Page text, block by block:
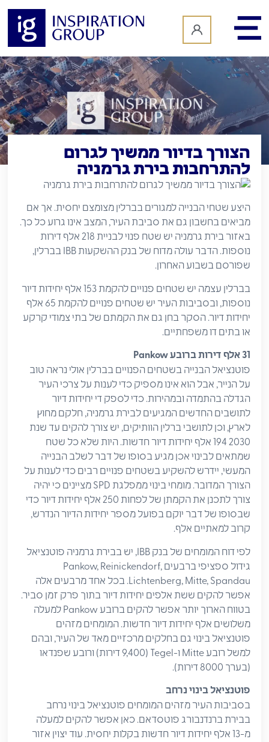
הצורך בדיור ממשיך לגרום
להתרחבות בירת גרמניה
היצע שטחי הבנייה למגורים בברלין מצומצם יחסית. אך אם
מביאים בחשבון גם את סביבת העיר, המצב אינו גרוע כל כך.
באזור בירת גרמניה יש שטח פנוי לבניית 218 אלף דירות
נוספות. הדבר עולה מדוח של בנק ההשקעות IBB בברלין,
שפורסם בשבוע האחרון.
בברלין עצמה יש שטחים פנויים להקמת 153 אלף יחידות דיור
נוספות, ובסביבות העיר יש שטחים פנויים להקמת 65 אלף
יחידות דיור. הסקר בחן גם את הקמתם של בתי צמודי קרקע
או בתים דו משפחתיים.
31 אלף דירותברובעPankow
פוטנציאל הבנייה בשטחים הפנויים בברלין אולי נראה טוב
על הנייר, אבל הוא אינו מספיק כדי לענות על צרכי העיר
הגדלה בהתמדה ובמהירות. כדי לספק די יחידות דיור
לתושבים החדשים המגיעים לבירת גרמניה, חלקם מחוץ
לארץ, וכן לתושבי ברלין הוותיקים, יש צורך להקים עד שנת
2030 194 אלף יחידות דיור חדשות. היות שלא כל שטח
שמתאים לבינוי אכן מגיע בסופו של דבר לשלב הבנייה
המעשי, יידרש להשקיע בשטחים פנויים רבים כדי לענות על
הצורך המדובר. מומחי בינוי ממפלגת SPD מציינים כי יהיה
צורך לתכנן את הקמתן של לפחות 250 אלף יחידות דיור כדי
שבסופו של דבר יוקם בפועל מספר יחידות הדיור הנדרש,
קרוב למאתיים אלף.
לפי דוח המומחים של בנק IBB, יש בבירת גרמניה פוטנציאל
גידול ספציפי ברבעים Pankow, Reinickendorf,
Lichtenberg, Mitte, Spandau. בכל אחד מרבעים אלה
אפשר להקים ששת אלפים יחידות דיור בתוך פרק זמן סביר.
בטווח הארוך יותר אפשר להקים ברובע Pankow למעלה
משלושים אלף יחידות דיור חדשות. המומחים מזהים
פוטנציאל בינוי גם בחלקים מרכזיים מאד של העיר, ובהם
למשל רובע Mitte ו-Tegel (9,400 דירות) ורובע שפנדאו
(בערך 8000 דירות).
פוטנציאלבינוינרחב
בסביבות העיר מזהים המומחים פוטנציאל בינוי נרחב
בבירת ברנדנבורג פוטסדאם. כאן אפשר להקים למעלה
מ-13 אלף יחידות דיור חדשות בקלות יחסית. עוד יצוין אזור